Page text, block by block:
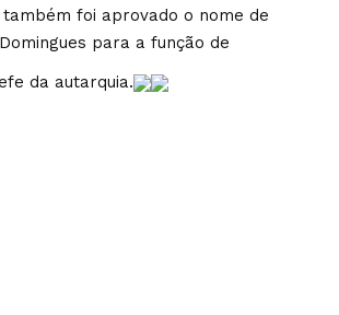
foi aprovado o nome de
para a função de
da autarquia.